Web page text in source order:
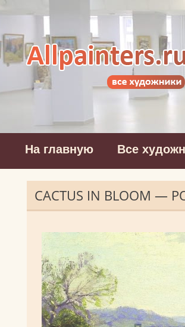
На главную Все
CACTUS IN BLOOM